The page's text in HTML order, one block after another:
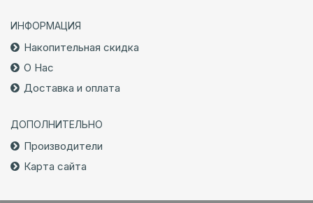
ИНФОРМАЦИЯ
Накопительная скидка
О Нас
Доставка и оплата
ДОПОЛНИТЕЛЬНО
Производители
Карта сайта